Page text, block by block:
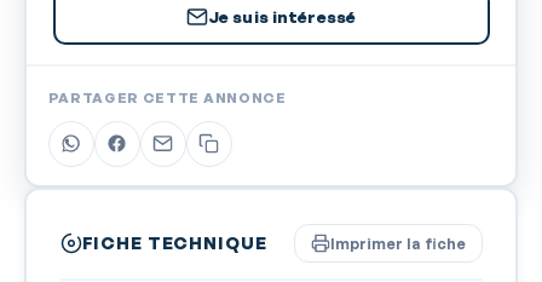
FICHE TECHNIQUE Imprimer la fiche
Je suis intéressé
PARTAGER CETTE ANNONCE